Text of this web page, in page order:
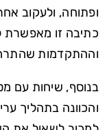
ופתוחה, ולעקוב
כתיבה זו מאפשרת
וההתקדמות
בנוסף, שיחות עם
והכוונה בתהליך